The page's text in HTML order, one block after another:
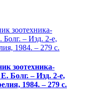
зоотехника-
Болг. – Изд. 2-е,
1984. – 279 с.